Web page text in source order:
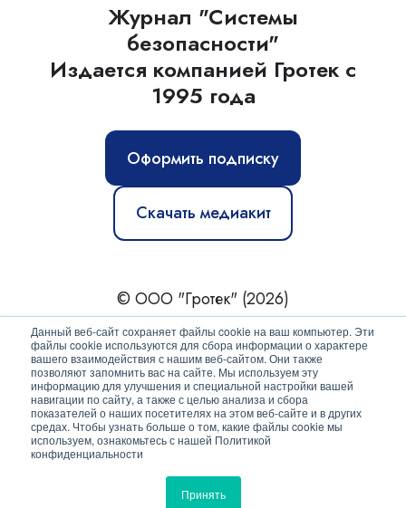
Данный веб-сайт сохраняет файлы cookie на ваш компьютер. Эти
файлы cookie используются для сбора информации о характере
вашего взаимодействия с нашим веб-сайтом. Они также
позволяют запомнить вас на сайте. Мы используем эту
информацию для улучшения и специальной настройки вашей
навигации по сайту, а также с целью анализа и сбора
показателей о наших посетителях на этом веб-сайте и в других
средах. Чтобы узнать больше о том, какие файлы cookie мы
используем, ознакомьтесь с нашей Политикой
конфиденциальности
Принять
Журнал "Системы
безопасности"
Издается компанией Гротек с
1995 года
Оформить подписку
Скачать медиакит
© ООО "Гротек" (2026)
Новости|Статьи|Обзоры|Журнал|О нас
Политика конфиденциальности
Согласие на обработку персональных данных